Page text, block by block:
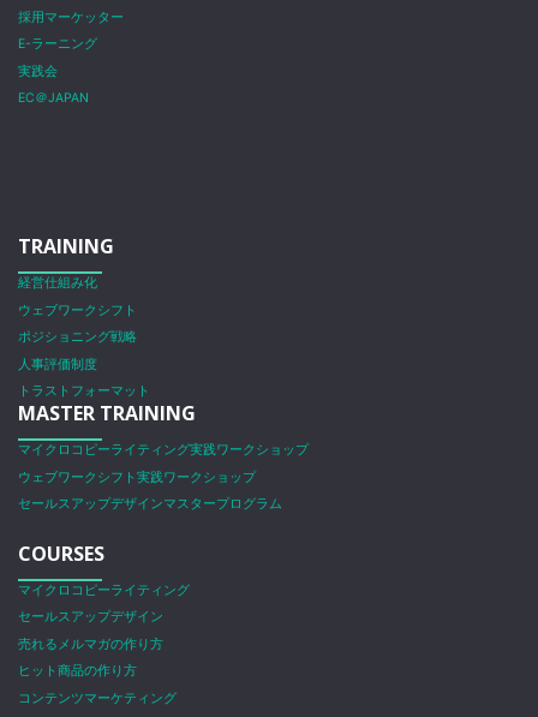
採用マーケッター
E-ラーニング
実践会
EC＠JAPAN
TRAINING
経営仕組み化
ウェブワークシフト
ポジショニング戦略
人事評価制度
トラストフォーマット
MASTER TRAINING
マイクロコピーライティング実践ワークショップ
ウェブワークシフト実践ワークショップ
セールスアップデザインマスタープログラム
COURSES
マイクロコピーライティング
セールスアップデザイン
売れるメルマガの作り方
ヒット商品の作り方
コンテンツマーケティング